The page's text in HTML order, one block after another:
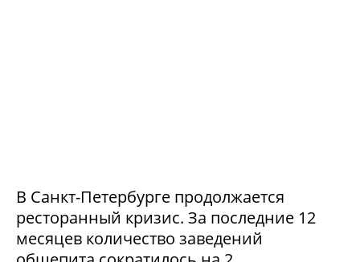
В Санкт-Петербурге продолжается
ресторанный кризис. За последние 12
месяцев количество заведений